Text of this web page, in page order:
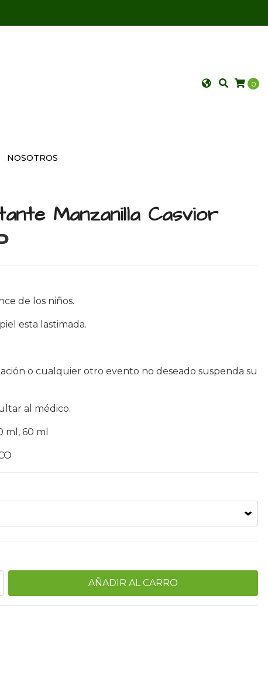
0
NOSOTROS
Manzanilla Casvior
de los niños.
esta lastimada.
o cualquier otro evento no deseado suspenda su
al médico.
ml, 60 ml